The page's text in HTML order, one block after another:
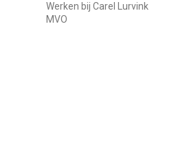
Werken bij Carel Lurvink
MVO